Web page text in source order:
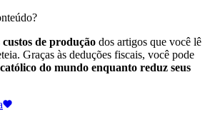
de produção dos artigos que você lê
Graças às deduções fiscais, você pode
do mundo enquanto reduz seus